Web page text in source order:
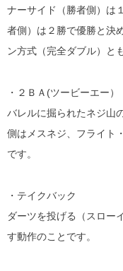
ナーサイド（勝者側）は
者側）は２勝で優勝と決
ン方式（完全ダブル）と
・２ＢＡ(ツービーエー）
バレルに掘られたネジ山
側はメスネジ、フライト
です。
・テイクバック
ダーツを投げる（スロー
す動作のことです。